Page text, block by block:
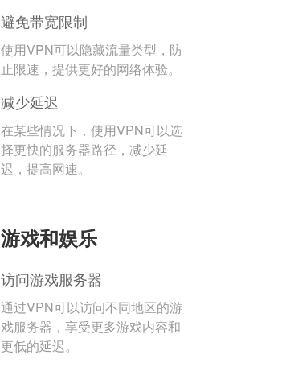
避免带宽限制
使用VPN可以隐藏流量类型，防
止限速，提供更好的网络体验。
减少延迟
在某些情况下，使用VPN可以选
择更快的服务器路径，减少延
迟，提高网速。
游戏和娱乐
访问游戏服务器
通过VPN可以访问不同地区的游
戏服务器，享受更多游戏内容和
更低的延迟。